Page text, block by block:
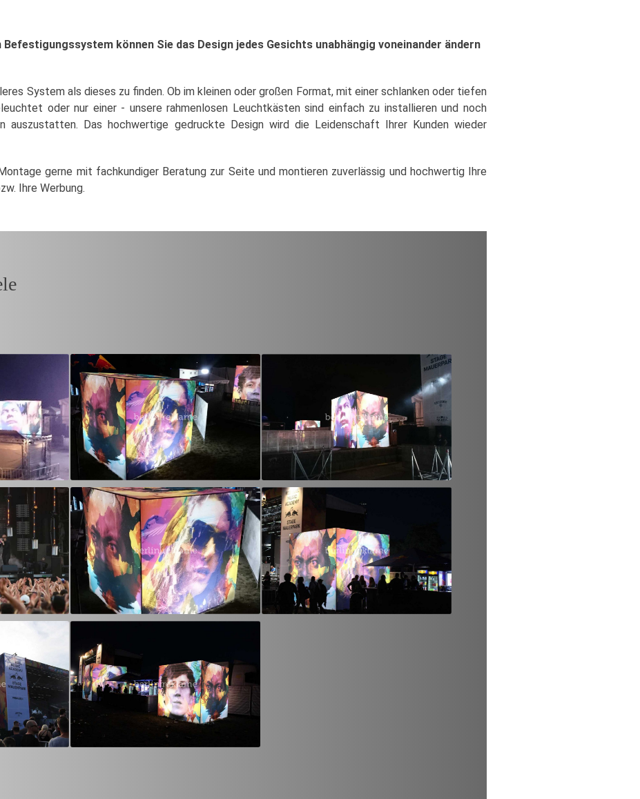
können Sie das Design jedes Gesichts unabhängig voneinander ändern
System als dieses zu finden. Ob im kleinen oder großen Format, mit einer schlanken oder tiefen
oder nur einer - unsere rahmenlosen Leuchtkästen sind einfach zu installieren und noch
auszustatten. Das hochwertige gedruckte Design wird die Leidenschaft Ihrer Kunden wieder
gerne mit fachkundiger Beratung zur Seite und montieren zuverlässig und hochwertig Ihre
Ihre Werbung.